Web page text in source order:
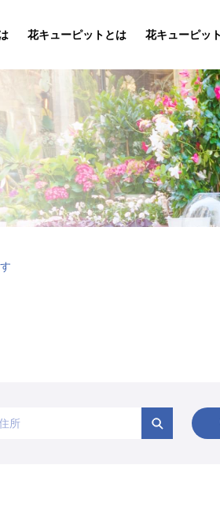
花キューピットとは 花キューピッ